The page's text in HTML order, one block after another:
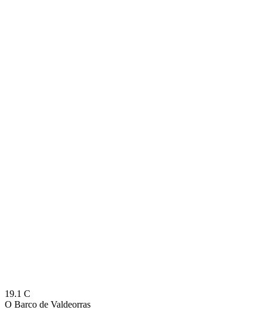
19.1 C
O Barco de Valdeorras